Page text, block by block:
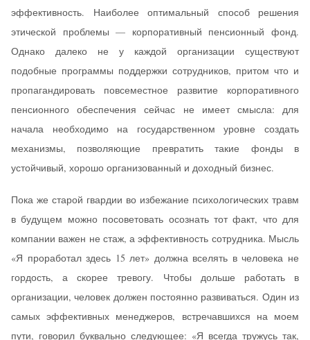
эффективность. Наиболее оптимальный способ решения
этической проблемы — корпоративный пенсионный фонд.
Однако далеко не у каждой организации существуют
подобные программы поддержки сотрудников, притом что и
пропагандировать повсеместное развитие корпоративного
пенсионного обеспечения сейчас не имеет смысла: для
начала необходимо на государственном уровне создать
механизмы, позволяющие превратить такие фонды в
устойчивый, хорошо организованный и доходный бизнес.
Пока же старой гвардии во избежание психологических травм
в будущем можно посоветовать осознать тот факт, что для
компании важен не стаж, а эффективность сотрудника. Мысль
«Я проработал здесь 15 лет» должна вселять в человека не
гордость, а скорее тревогу. Чтобы дольше работать в
организации, человек должен постоянно развиваться. Один из
самых эффективных менеджеров, встречавшихся на моем
пути, говорил буквально следующее: «Я всегда тружусь так,